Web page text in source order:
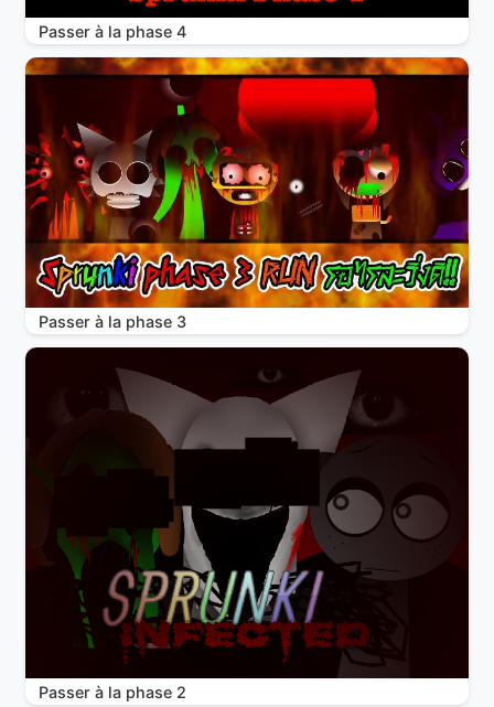
Passer à la phase 4
Passer à la phase 3
Passer à la phase 2